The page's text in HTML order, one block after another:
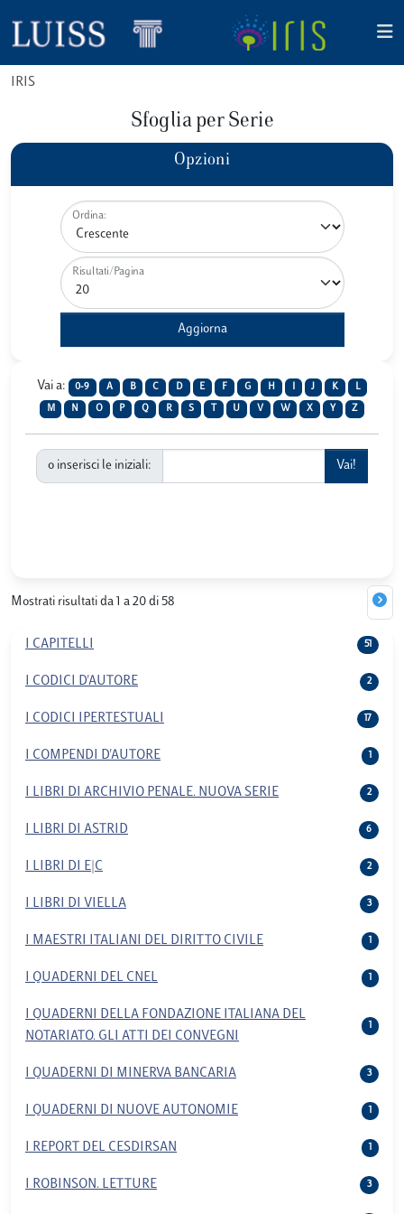
IRIS
Sfoglia per Serie
Opzioni
Ordina:
Risultati/Pagina
Vai a: 0-9 A B C D E F G H J K L
M N O P Q R S U V W X Y Z
o inserisci le iniziali:
Mostrati risultati da 1 a 20 di 58
I CAPITELLI 51
I CODICI D'AUTORE 2
I CODICI IPERTESTUALI 17
I COMPENDI D'AUTORE 1
I LIBRI DI ARCHIVIO PENALE. NUOVA SERIE 2
I LIBRI DI ASTRID 6
I LIBRI DI E|C 2
I LIBRI DI VIELLA 3
I MAESTRI ITALIANI DEL DIRITTO CIVILE 1
I QUADERNI DEL CNEL 1
I QUADERNI DELLA FONDAZIONE ITALIANA DEL
NOTARIATO. GLI ATTI DEI CONVEGNI
1
I QUADERNI DI MINERVA BANCARIA 3
I QUADERNI DI NUOVE AUTONOMIE 1
I REPORT DEL CESDIRSAN 1
I ROBINSON. LETTURE 3